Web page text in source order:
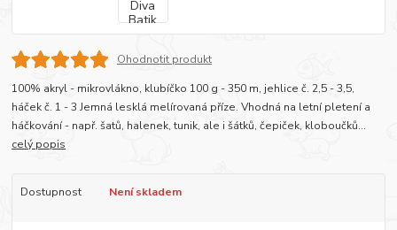
Ohodnotit produkt
100% akryl - mikrovlákno, klubíčko 100 g - 350 m, jehlice č. 2,5 - 3,5,
háček č. 1 - 3 Jemná lesklá melírovaná příze. Vhodná na letní pletení a
háčkování - např. šatů, halenek, tunik, ale i šátků, čepiček, kloboučků...
celý popis
Dostupnost Není skladem